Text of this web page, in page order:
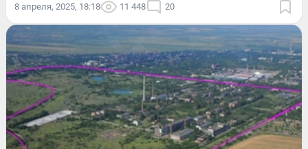
8 апреля, 2025, 18:18 11 448 20